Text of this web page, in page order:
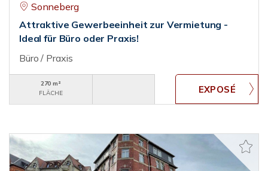
Sonneberg
Attraktive Gewerbeeinheit zur Vermietung -
Ideal für Büro oder Praxis!
Büro / Praxis
270 m²
FLÄCHE